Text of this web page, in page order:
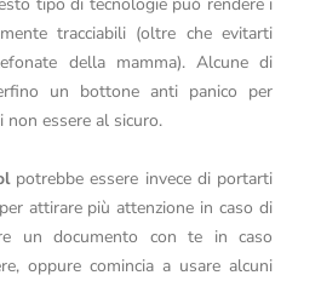
tracciabili (oltre che evitarti
della mamma). Alcune di
un bottone anti panico per
essere al sicuro.
potrebbe essere invece di portarti
attirare più attenzione in caso di
un documento con te in caso
oppure comincia a usare alcuni